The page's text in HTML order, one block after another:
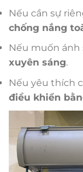
Nếu cần sự
chống nắng
Nếu muốn
xuyên sáng.
Nếu yêu thích
điều khiển